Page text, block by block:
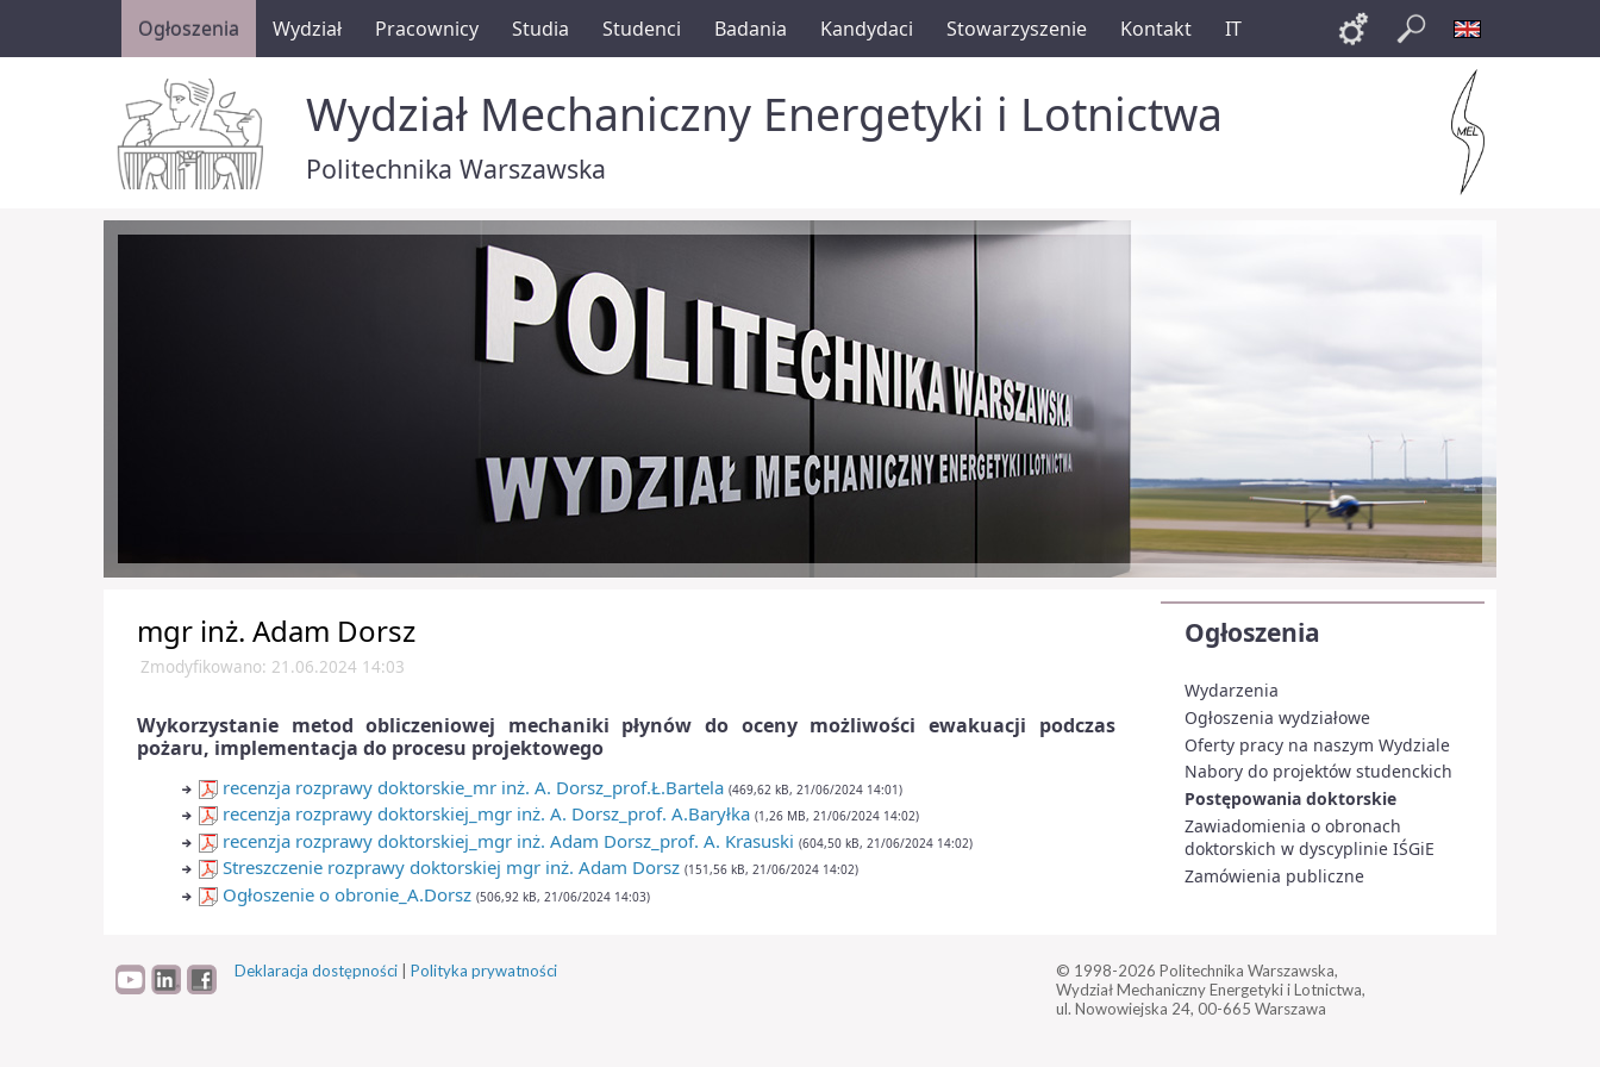
Ogłoszenia Wydział Pracownicy Studia Studenci Badania Kandydaci Stowarzyszenie Kontakt IT Links Szukaj
Wydział Mechaniczny Energetyki i Lotnictwa
Politechnika Warszawska
Ogłoszenia
Wydarzenia
Ogłoszenia wydziałowe
Oferty pracy na naszym Wydziale
Nabory do projektów studenckich
Postępowania doktorskie
Zawiadomienia o obronach
doktorskich w dyscyplinie IŚGiE
Zamówienia publiczne
mgr inż. Adam Dorsz
Zmodyfikowano: 21.06.2024 14:03
Wykorzystanie metod obliczeniowej mechaniki płynów do oceny możliwości ewakuacji podczas
pożaru, implementacja do procesu projektowego
recenzja rozprawy doktorskie_mr inż. A. Dorsz_prof.Ł.Bartela (469,62 kB, 21/06/2024 14:01)
recenzja rozprawy doktorskiej_mgr inż. A. Dorsz_prof. A.Baryłka (1,26 MB, 21/06/2024 14:02)
recenzja rozprawy doktorskiej_mgr inż. Adam Dorsz_prof. A. Krasuski (604,50 kB, 21/06/2024 14:02)
Streszczenie rozprawy doktorskiej mgr inż. Adam Dorsz (151,56 kB, 21/06/2024 14:02)
Ogłoszenie o obronie_A.Dorsz (506,92 kB, 21/06/2024 14:03)
Deklaracja dostępności Polityka prywatności © 1998-2026 Politechnika Warszawska,
Wydział Mechaniczny Energetyki i Lotnictwa,
ul. Nowowiejska 24, 00-665 Warszawa